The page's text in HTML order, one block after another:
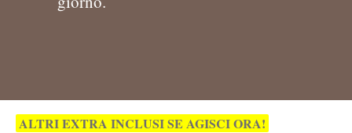
ALTRI EXTRA INCLUSI SE AGISCI ORA!